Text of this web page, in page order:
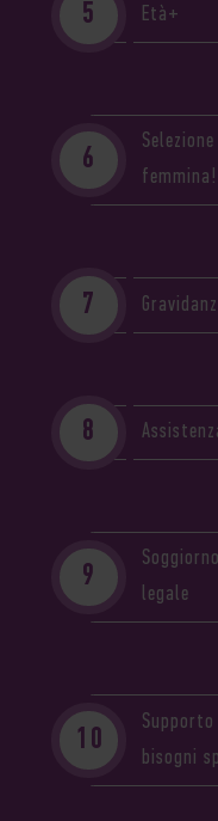
Età+
legale
bisogni